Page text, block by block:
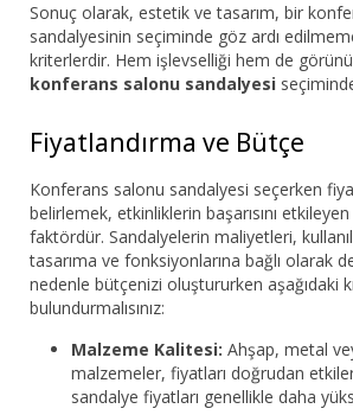
Sonuç olarak, estetik ve tasarım, bir
sandalyesinin seçiminde göz ardı
kriterlerdir. Hem işlevselliği hem de
konferans salonu sandalyesi
Fiyatlandırma ve Bütçe
Konferans salonu sandalyesi seçerken
belirlemek, etkinliklerin başarısını
faktördür. Sandalyelerin maliyetleri,
tasarıma ve fonksiyonlarına bağlı olarak
nedenle bütçenizi oluştururken aşağıdaki
bulundurmalısınız:
Malzeme Kalitesi: Ahşap, metal
malzemeler, fiyatları doğrudan
sandalye fiyatları genellikle daha